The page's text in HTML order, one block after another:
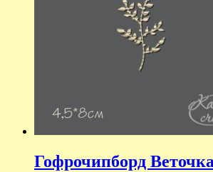
Гофрочипборд